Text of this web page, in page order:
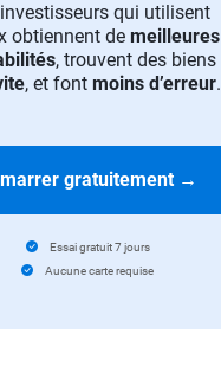
qui utilisent
obtiennent de meilleures
, trouvent des biens
, et font moins d’erreur.
gratuitement →
Essai gratuit 7 jours
Aucune carte requise